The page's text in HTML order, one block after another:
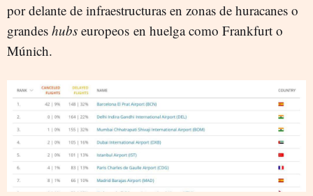
por delante de infraestructuras en zonas de huracanes o
grandes hubs europeos en huelga como Frankfurt o
Múnich.